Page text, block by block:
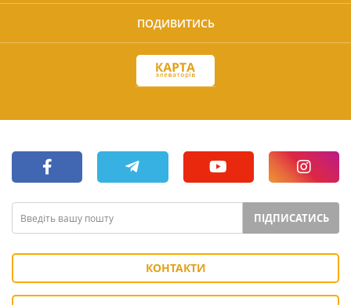
ПОДИВИТИСЬ
ПІДПИСАТИСЬ
КОНТАКТИ